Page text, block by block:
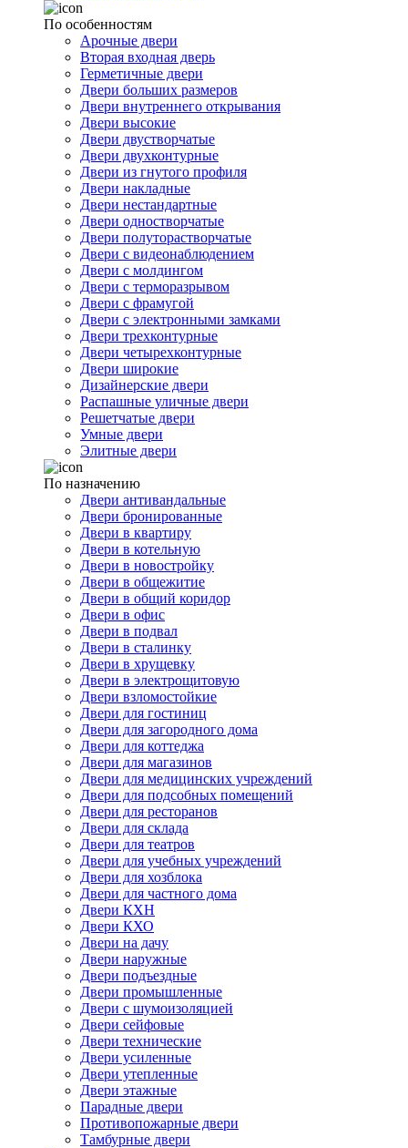
По особенностям
Арочные двери
Вторая входная дверь
Герметичные двери
Двери больших размеров
Двери внутреннего открывания
Двери высокие
Двери двустворчатые
Двери двухконтурные
Двери из гнутого профиля
Двери накладные
Двери нестандартные
Двери одностворчатые
Двери полуторастворчатые
Двери с видеонаблюдением
Двери с молдингом
Двери с терморазрывом
Двери с фрамугой
Двери с электронными замками
Двери трехконтурные
Двери четырехконтурные
Двери широкие
Дизайнерские двери
Распашные уличные двери
Решетчатые двери
Умные двери
Элитные двери
По назначению
Двери антивандальные
Двери бронированные
Двери в квартиру
Двери в котельную
Двери в новостройку
Двери в общежитие
Двери в общий коридор
Двери в офис
Двери в подвал
Двери в сталинку
Двери в хрущевку
Двери в электрощитовую
Двери взломостойкие
Двери для гостиниц
Двери для загородного дома
Двери для коттеджа
Двери для магазинов
Двери для медицинских учреждений
Двери для подсобных помещений
Двери для ресторанов
Двери для склада
Двери для театров
Двери для учебных учреждений
Двери для хозблока
Двери для частного дома
Двери КХН
Двери КХО
Двери на дачу
Двери наружные
Двери подъездные
Двери промышленные
Двери с шумоизоляцией
Двери сейфовые
Двери технические
Двери усиленные
Двери утепленные
Двери этажные
Парадные двери
Противопожарные двери
Тамбурные двери